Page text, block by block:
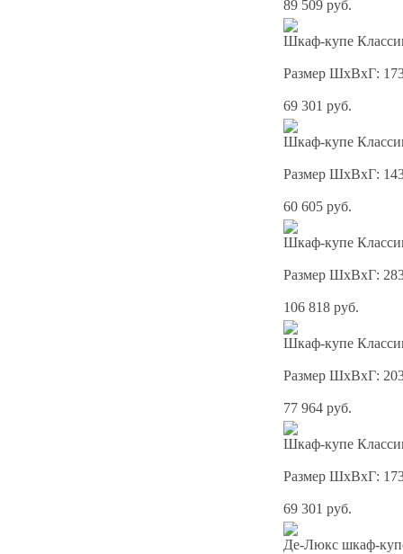
89 509 руб.
Шкаф-купе
Размер ШхВхГ:
69 301 руб.
Шкаф-купе
Размер ШхВхГ:
60 605 руб.
Шкаф-купе
Размер ШхВхГ:
106 818 руб.
Шкаф-купе
Размер ШхВхГ:
77 964 руб.
Шкаф-купе
Размер ШхВхГ:
69 301 руб.
Де-Люкс шкаф-